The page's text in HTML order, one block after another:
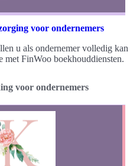
voor ondernemers
u als ondernemer volledig kan
met FinWoo boekhouddiensten.
voor ondernemers